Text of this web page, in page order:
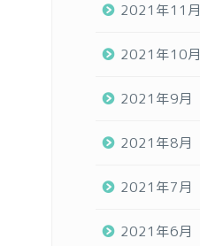
2021年11月
2021年10月
2021年9月
2021年8月
2021年7月
2021年6月